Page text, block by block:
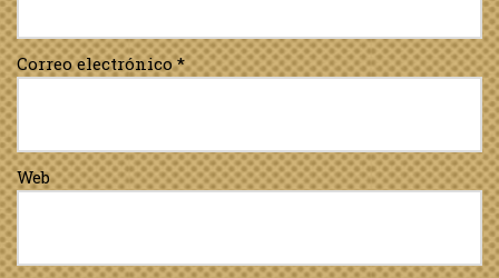
Correo electrónico*
Web